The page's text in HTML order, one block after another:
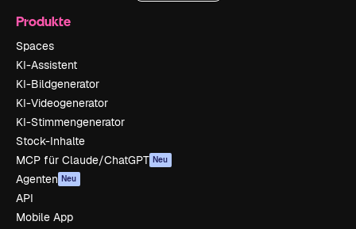
Produkte
Spaces
KI-Assistent
KI-Bildgenerator
KI-Videogenerator
KI-Stimmengenerator
Stock-Inhalte
MCP für Claude/ChatGPT Neu
Agenten Neu
API
Mobile App